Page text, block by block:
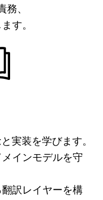
務、
す。
実装を学びます。
インモデルを守
訳レイヤーを構